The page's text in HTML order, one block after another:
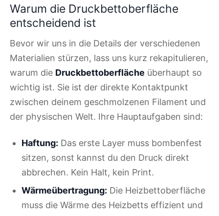
Warum die Druckbettoberfläche
entscheidend ist
Bevor wir uns in die Details der verschiedenen
Materialien stürzen, lass uns kurz rekapitulieren,
warum die Druckbettoberfläche überhaupt so
wichtig ist. Sie ist der direkte Kontaktpunkt
zwischen deinem geschmolzenen Filament und
der physischen Welt. Ihre Hauptaufgaben sind:
Haftung: Das erste Layer muss bombenfest
sitzen, sonst kannst du den Druck direkt
abbrechen. Kein Halt, kein Print.
Wärmeübertragung: Die Heizbettoberfläche
muss die Wärme des Heizbetts effizient und